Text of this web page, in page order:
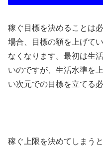
稼ぐ目標を決めることは
場合、目標の額を上げて
なくなります。最初は生
いのですが、生活水準を
い次元での目標を立てる
稼ぐ上限を決めてしまう